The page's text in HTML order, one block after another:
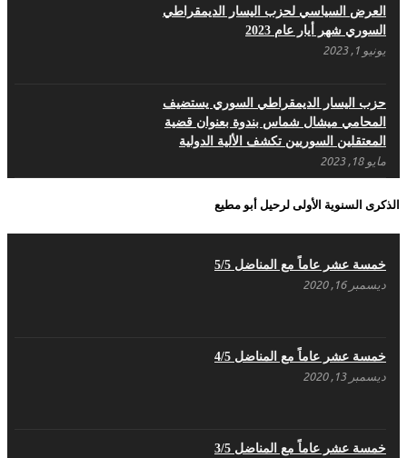
في ذكرى تأسيس حزب اليسار الديمقراطي السوري
العرض السياسي لحزب اليسار الديمقراطي
السوري شهر أيار عام 2023
يونيو 1, 2023
حزب اليسار الديمقراطي السوري يستضيف
المحامي ميشال شماس بندوة بعنوان قضية
المعتقلين السوريين تكشف الألية الدولية
مايو 18, 2023
بيـــــــــــان الشَرعية الَتي سَقَطَت بِدِماءِ الشُهَداء
لَن تُعيدَها قَرَارات حُكُومات – حزب اليسار
الديمقراطي السوري
بيان حزب اليسار الديمقراطي السوري في عيد
تنويه صادر عن المكتب الإعلامي لحزب اليسار
الذكرى السنوية الأولى لرحيل أبو مطيع
خمسة عشر عاماً مع المناضل 5/5
ديسمبر 16, 2020
خمسة عشر عاماً مع المناضل 4/5
ديسمبر 13, 2020
خمسة عشر عاماً مع المناضل 3/5